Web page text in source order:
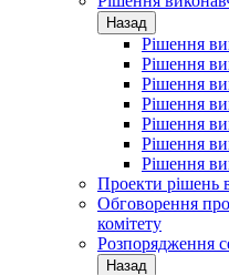
Назад
Рішення
Рішення
Рішення
Рішення
Рішення
Рішення
Рішення
Проекти рішень
Обговорення
комітету
Розпорядження
Назад